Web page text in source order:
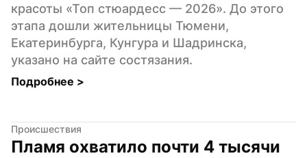
красоты «Топ стюардесс — 2026». До этого
этапа дошли жительницы Тюмени,
Екатеринбурга, Кунгура и Шадринска,
указано на сайте состязания.
Подробнее >
Происшествия
Пламя охватило почти 4 тысячи